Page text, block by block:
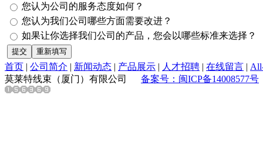
您认为公司的服务态度如何？
您认为我们公司哪些方面需要改进？
如果让你选择我们公司的产品，您会以哪些标准来选择？
首页 | 公司简介 | 新闻动态 | 产品展示 | 人才招聘 | 在线留言 |
莫莱特线束（厦门）有限公司 备案号：闽ICP备14008577号